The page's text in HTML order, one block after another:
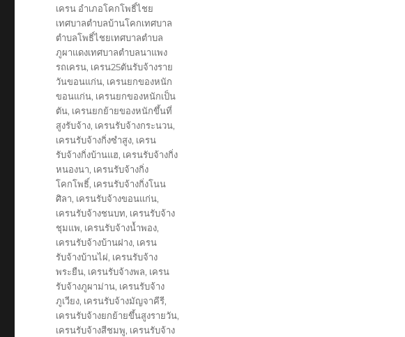
เครน อำเภอโคกโพธิ์ไชย
เทศบาลตำบลบ้านโคกเทศบาล
ตำบลโพธิ์ไชยเทศบาลตำบล
ภูผาแดงเทศบาลตำบลนาแพง
รถเครน, เครน25ตันรับจ้างราย
วันขอนแก่น, เครนยกของหนัก
ขอนแก่น, เครนยกของหนักเป็น
ตัน, เครนยกย้ายของหนักขึ้นที่
สูงรับจ้าง, เครนรับจ้างกระนวน,
เครนรับจ้างกิ่งซำสูง, เครน
รับจ้างกิ่งบ้านแฮ, เครนรับจ้างกิ่ง
หนองนา, เครนรับจ้างกิ่ง
โคกโพธิ์, เครนรับจ้างกิ่งโนน
ศิลา, เครนรับจ้างขอนแก่น,
เครนรับจ้างชนบท, เครนรับจ้าง
ชุมแพ, เครนรับจ้างน้ำพอง,
เครนรับจ้างบ้านฝาง, เครน
รับจ้างบ้านไผ่, เครนรับจ้าง
พระยืน, เครนรับจ้างพล, เครน
รับจ้างภูผาม่าน, เครนรับจ้าง
ภูเวียง, เครนรับจ้างมัญจาคีรี,
เครนรับจ้างยกย้ายขึ้นสูงรายวัน,
เครนรับจ้างสีชมพู, เครนรับจ้าง